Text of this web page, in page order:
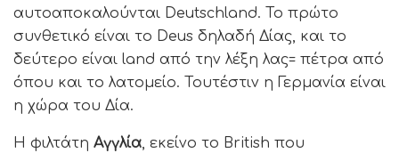
αυτοαποκαλούνται Deutschland. Το πρώτο
συνθετικό είναι το Deus δηλαδή Δίας, και το
δεύτερο είναι land από την λέξη λας= πέτρα από
όπου και το λατομείο. Τουτέστιν η Γερμανία είναι
η χώρα του Δία.
Η φιλτάτη Αγγλία, εκείνο το British που